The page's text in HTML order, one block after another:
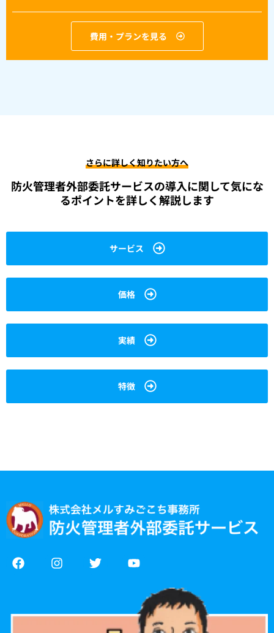
費用・プランを見る
さらに詳しく知りたい方へ
防火管理者外部委託サービスの導入に関して気にな
るポイントを詳しく解説します
サービス
価格
実績
特徴
F
a
o
I
n
g
T
w
e
Y
o
u
b